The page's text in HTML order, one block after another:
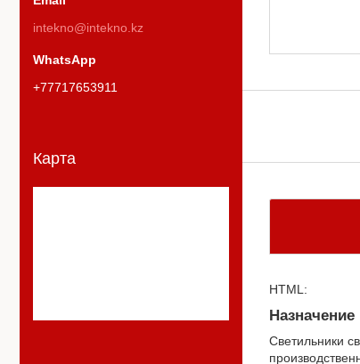
HTML:
Назначение
Светильники
intekno@intekno.kz
+77717653911
Карта